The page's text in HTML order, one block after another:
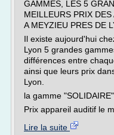
GAMMES, LES 5
MEILLEURS PRIX
A MEYZIEU PRES DE
Il existe aujourd'hui
Lyon 5 grandes
différences entre
ainsi que leurs prix
Lyon.
la gamme "SOLIDAIRE".
Prix appareil auditif le
Lire la suite